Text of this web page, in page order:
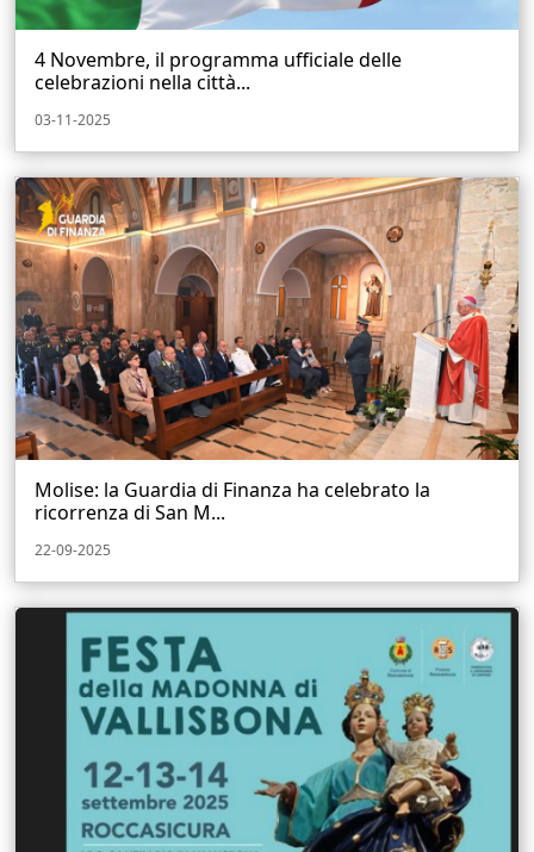
4 Novembre, il programma ufficiale delle
celebrazioni nella città...
03-11-2025
Molise: la Guardia di Finanza ha celebrato la
ricorrenza di San M...
22-09-2025